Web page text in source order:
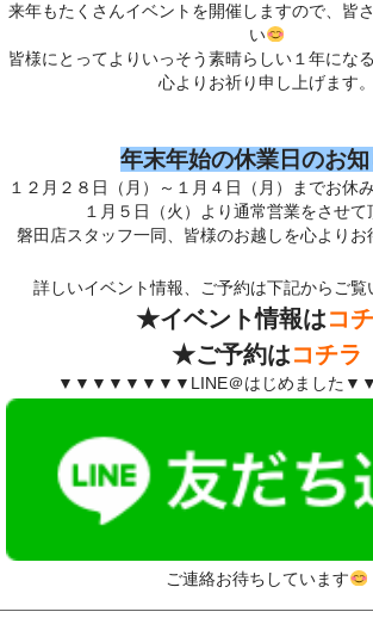
来年もたくさんイベントを開催しますので、皆
い
皆様にとってよりいっそう素晴らしい１年にな
心よりお祈り申し上げます。
年末年始の休業日のお
１２月２８日（月）～１月４日（月）までお休
１月５日（火）より通常営業をさせて
磐田店スタッフ一同、皆様のお越しを心よりお
詳しいイベント情報、ご予約は下記からご覧
★イベント情報はコ
★ご予約はコチラ
▼▼▼▼▼▼▼▼LINE＠はじめまし
ご連絡お待ちしています